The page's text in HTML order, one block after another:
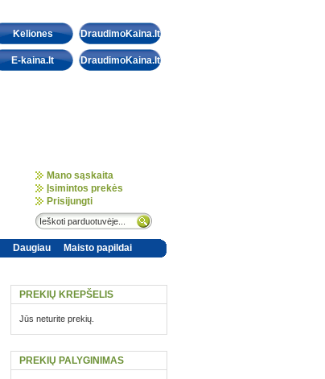
Keliones DraudimoKaina.lt
E-kaina.lt DraudimoKaina.lt
Mano sąskaita
Įsimintos prekės
Prisijungti
Daugiau Maisto papildai
PREKIŲ KREPŠELIS
Jūs neturite prekių.
PREKIŲ PALYGINIMAS